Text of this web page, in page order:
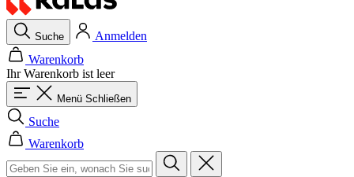
Suche
Anmelden
Warenkorb
Ihr Warenkorb ist leer
Menü Schließen
Suche
Warenkorb